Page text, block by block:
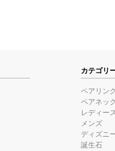
カテゴリ
ペアリン
ペアネッ
レディー
メンズ
ディズニ
誕生石